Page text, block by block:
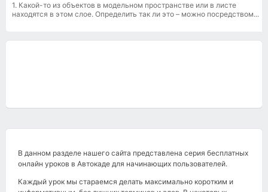
1. Какой-то из объектов в модельном пространстве или в листе
находятся в этом слое. Определить так ли это – можно посредством...
В данном разделе нашего сайта представлена серия бесплатных
онлайн уроков в Автокаде для начинающих пользователей.
Каждый урок мы стараемся делать максимально коротким и